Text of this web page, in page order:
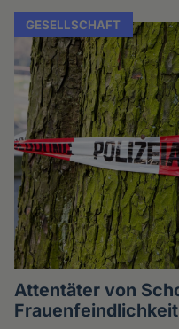
GESELLSCHAFT
Attentäter von